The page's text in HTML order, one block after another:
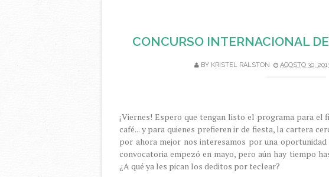
CONCURSO INTERNACIONAL
BY KRISTEL RALSTON AGOSTO 30,
¡Viernes! Espero que tengan listo el programa para el
café... y para quienes prefieren ir de fiesta, la cartera
por ahora mejor nos interesamos por una
convocatoria empezó en mayo, pero aún hay tiempo
¿A qué ya les pican los deditos por teclear?